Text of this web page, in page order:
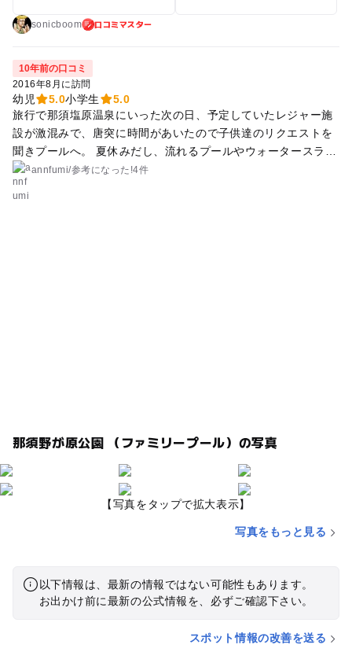
sonicboom 口コミマスター
10年前の口コミ
2016年8月に訪問
幼児 5.0小学生
5.0
旅行で那須塩原温泉にいった次の日、予定していたレジャー施
設が激混みで、唐突に時間があいたので子供達のリクエストを
聞きプールへ。 夏休みだし、流れるプールやウォータースライ
ダーもあるからこっちも混んでいる事を覚悟していきました。
昼過ぎだったためかいがいにすいていて、日陰のベンチも確保
annfumi/参考になった!4件
那須野が原公園 （ファミリープール）の写真
【写真をタップで拡大表示】
写真をもっと見る
以下情報は、最新の情報ではない可能性もあります。
お出かけ前に最新の公式情報を、必ずご確認下さい。
スポット情報の改善を送る